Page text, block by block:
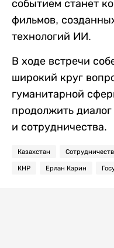
событием станет
фильмов,
технологий ИИ.
В ходе встречи
широкий круг
гуманитарной
продолжить
и сотрудничества.
Казахстан
КНР Ерлан Карин